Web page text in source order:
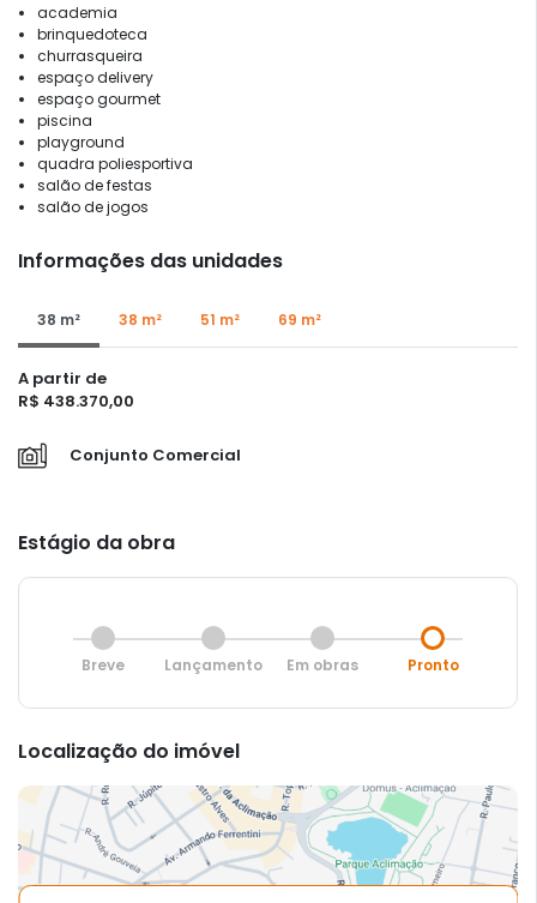
academia
brinquedoteca
churrasqueira
espaço delivery
espaço gourmet
piscina
playground
quadra poliesportiva
salão de festas
salão de jogos
Informações das unidades
38 m² 38 m² 51 m² 69 m²
A partir de
R$ 438.370,00
Conjunto Comercial
Estágio da obra
Breve Lançamento Em obras Pronto
Localização do imóvel